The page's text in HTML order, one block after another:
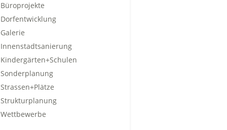
Büroprojekte
Dorfentwicklung
Galerie
Innenstadtsanierung
Kindergärten+Schulen
Sonderplanung
Strassen+Plätze
Strukturplanung
Wettbewerbe